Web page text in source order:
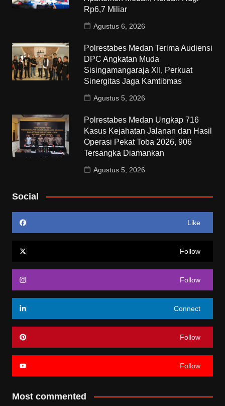
Rp6,7 Miliar
Agustus 6, 2026
Polrestabes Medan Terima Audiensi
DPC Angkatan Muda
Sisingamangaraja XII, Perkuat
Sinergitas Jaga Kamtibmas
Agustus 5, 2026
Polrestabes Medan Ungkap 716
Kasus Kejahatan Jalanan dan Hasil
Operasi Pekat Toba 2026, 906
Tersangka Diamankan
Agustus 5, 2026
Social
Like
Follow
Follow
Connect
Follow
Follow
Most commented